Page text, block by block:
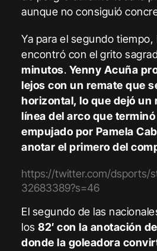
aunque no consiguió
Ya para el segundo tiempo,
encontró con el grito
minutos. Yenny Acuña
lejos con un remate que
horizontal, lo que dejó un
línea del arco que
empujado por Pamela
anotar el primero del
https://twitter.com/dsports/
32683389?s=46
El segundo de las
los82′ con la anotación
donde la goleadora